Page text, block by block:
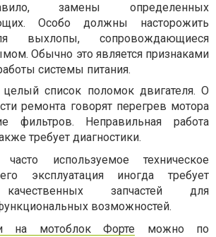
замены определенных
Особо должны насторожить
выхлопы, сопровождающиеся
Обычно это является признаками
системы питания.
целый список поломок двигателя. О
ремонта говорят перегрев мотора
фильтров. Неправильная работа
требует диагностики.
используемое техническое
эксплуатация иногда требует
качественных запчастей для
возможностей.
на мотоблок Форте можно по